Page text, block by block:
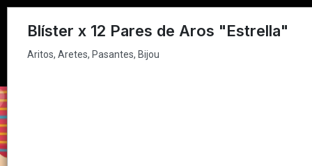
Aritos, Aretes, Pasantes, Bijou
Blíster x 12 Pares de Aros "Estrella"
Aritos, Aretes, Pasantes, Bijou